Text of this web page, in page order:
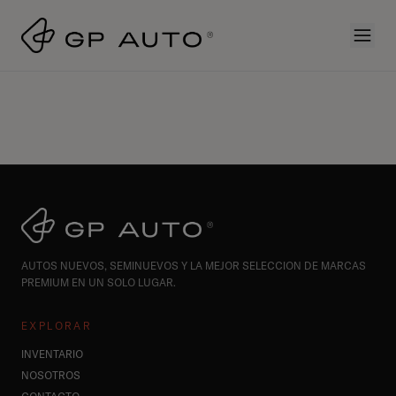
AUTOS NUEVOS, SEMINUEVOS Y LA MEJOR SELECCION DE MARCAS
PREMIUM EN UN SOLO LUGAR.
EXPLORAR
INVENTARIO
NOSOTROS